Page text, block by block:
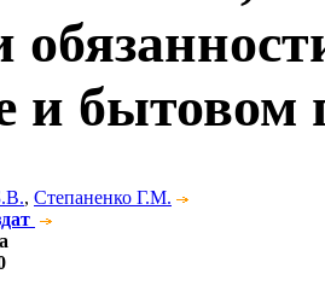
и бытовом
, Степаненко Г.М.